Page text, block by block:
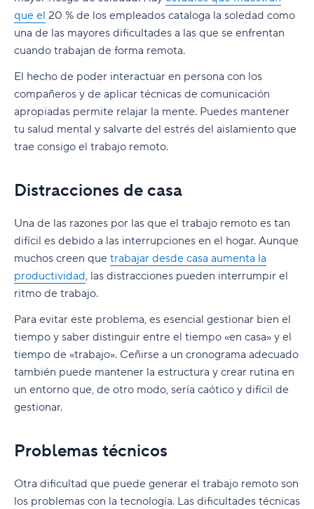
vez por todas
que el 20 % de los empleados cataloga la soledad como
una de las mayores dificultades a las que se enfrentan
cuando trabajan de forma remota.
El hecho de poder interactuar en persona con los
compañeros y de aplicar técnicas de comunicación
apropiadas permite relajar la mente. Puedes mantener
tu salud mental y salvarte del estrés del aislamiento que
trae consigo el trabajo remoto.
Distracciones de casa
Una de las razones por las que el trabajo remoto es tan
difícil es debido a las interrupciones en el hogar. Aunque
muchos creen que trabajar desde casa aumenta la
productividad, las distracciones pueden interrumpir el
ritmo de trabajo.
Para evitar este problema, es esencial gestionar bien el
tiempo y saber distinguir entre el tiempo «en casa» y el
tiempo de «trabajo». Ceñirse a un cronograma adecuado
también puede mantener la estructura y crear rutina en
un entorno que, de otro modo, sería caótico y difícil de
gestionar.
Problemas técnicos
Otra dificultad que puede generar el trabajo remoto son
los problemas con la tecnología. Las dificultades técnicas